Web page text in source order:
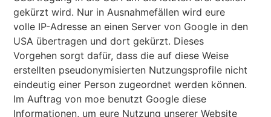
gekürzt wird. Nur in Ausnahmefällen wird eure
volle IP-Adresse an einen Server von Google in den
USA übertragen und dort gekürzt. Dieses
Vorgehen sorgt dafür, dass die auf diese Weise
erstellten pseudonymisierten Nutzungsprofile nicht
eindeutig einer Person zugeordnet werden können.
Im Auftrag von moe benutzt Google diese
Informationen, um eure Nutzung unserer Website